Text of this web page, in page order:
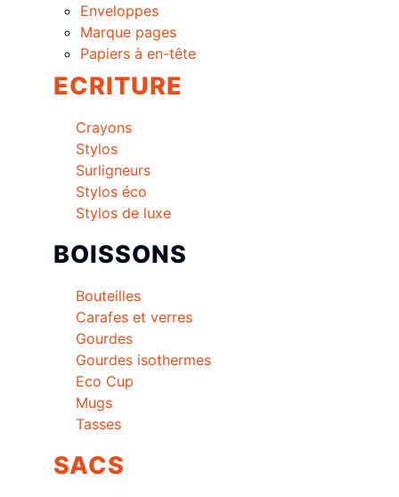
Enveloppes
Marque pages
Papiers à en-tête
ECRITURE
Crayons
Stylos
Surligneurs
Stylos éco
Stylos de luxe
BOISSONS
Bouteilles
Carafes et verres
Gourdes
Gourdes isothermes
Eco Cup
Mugs
Tasses
SACS